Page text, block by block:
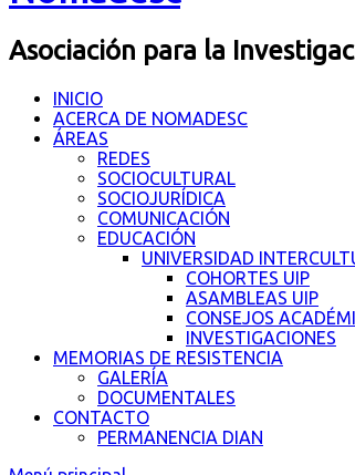
Asociación para la
INICIO
ACERCA DE NOMADESC
ÁREAS
REDES
SOCIOCULTURAL
SOCIOJURÍDICA
COMUNICACIÓN
EDUCACIÓN
UNIVERSIDAD
COHORTES UIP
ASAMBLEAS UIP
CONSEJOS
INVESTIGACIONES
MEMORIAS DE RESISTENCIA
GALERÍA
DOCUMENTALES
CONTACTO
PERMANENCIA DIAN